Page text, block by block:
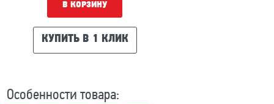
В КОРЗИНУ
КУПИТЬ В 1 КЛИК
Особенности товара: